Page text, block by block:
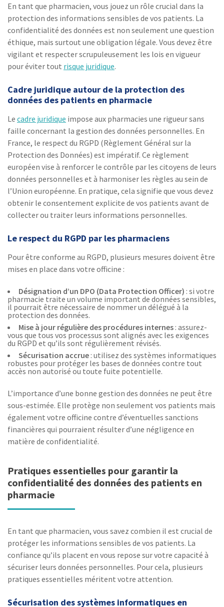
En tant que pharmacien, vous jouez un rôle crucial dans la
protection des informations sensibles de vos patients. La
confidentialité des données est non seulement une question
éthique, mais surtout une obligation légale. Vous devez être
vigilant et respecter scrupuleusement les lois en vigueur
pour éviter tout risque juridique.
Cadre juridique autour de la protection des
données des patients en pharmacie
Le cadre juridique impose aux pharmacies une rigueur sans
faille concernant la gestion des données personnelles. En
France, le respect du RGPD (Règlement Général sur la
Protection des Données) est impératif. Ce règlement
européen vise à renforcer le contrôle par les citoyens de leurs
données personnelles et à harmoniser les règles au sein de
l’Union européenne. En pratique, cela signifie que vous devez
obtenir le consentement explicite de vos patients avant de
collecter ou traiter leurs informations personnelles.
Le respect du RGPD par les pharmaciens
Pour être conforme au RGPD, plusieurs mesures doivent être
mises en place dans votre officine :
Désignation d’un DPO (Data Protection Officer) : si votre
pharmacie traite un volume important de données sensibles,
il pourrait être nécessaire de nommer un délégué à la
protection des données.
Mise à jour régulière des procédures internes : assurez-
vous que tous vos processus sont alignés avec les exigences
du RGPD et qu’ils sont régulièrement révisés.
Sécurisation accrue : utilisez des systèmes informatiques
robustes pour protéger les bases de données contre tout
accès non autorisé ou toute fuite potentielle.
L’importance d’une bonne gestion des données ne peut être
sous-estimée. Elle protège non seulement vos patients mais
également votre officine contre d’éventuelles sanctions
financières qui pourraient résulter d’une négligence en
matière de confidentialité.
Pratiques essentielles pour garantir la
confidentialité des données des patients en
pharmacie
En tant que pharmacien, vous savez combien il est crucial de
protéger les informations sensibles de vos patients. La
confiance qu’ils placent en vous repose sur votre capacité à
sécuriser leurs données personnelles. Pour cela, plusieurs
pratiques essentielles méritent votre attention.
Sécurisation des systèmes informatiques en